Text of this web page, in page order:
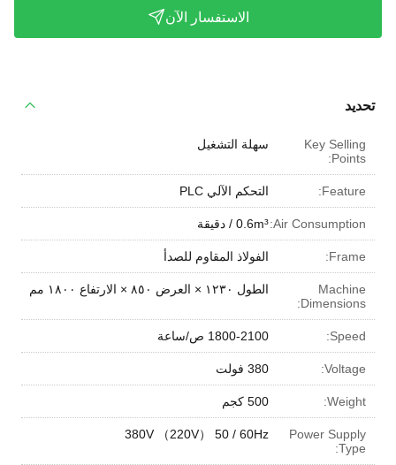
الاستفسار الآن
تحديد
Key Selling
Points:
سهلة التشغيل
Feature: التحكم الآلي PLC
Air Consumption: 0.6m³ / دقيقة
Frame: الفولاذ المقاوم للصدأ
Machine
Dimensions:
الطول ١٢٣٠ × العرض ٨٥٠ × الارتفاع ١٨٠٠ مم
Speed: 1800-2100 ص/ساعة
Voltage: 380 فولت
Weight: 500 كجم
Power Supply
Type:
380V （220V） 50 / 60Hz